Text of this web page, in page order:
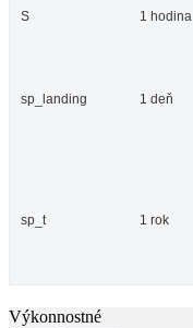
S 1 hodina
sp_landing 1 deň
sp_t 1 rok
Výkonnostné